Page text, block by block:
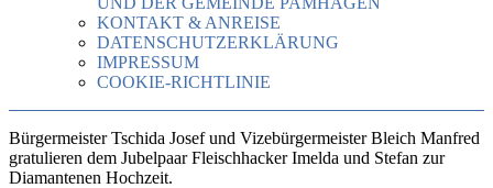
KONTAKT & ANREISE
DATENSCHUTZERKLÄRUNG
IMPRESSUM
COOKIE-RICHTLINIE
Bürgermeister Tschida Josef und Vizebürgermeister Bleich Manfred
gratulieren dem Jubelpaar Fleischhacker Imelda und Stefan zur
Diamantenen Hochzeit.